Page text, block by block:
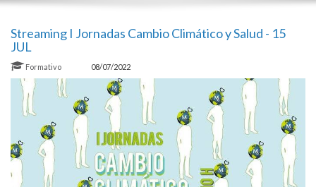
Streaming I Jornadas Cambio Climático y Salud - 15
JUL
Formativo 08/07/2022